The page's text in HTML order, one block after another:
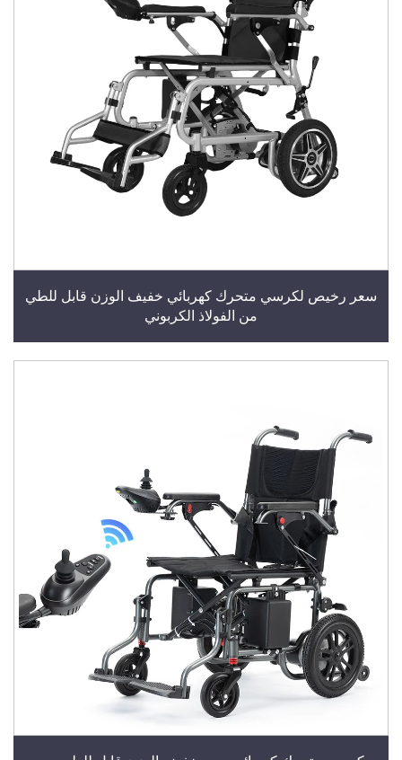
سعر رخيص لكرسي متحرك كهربائي خفيف الوزن قابل للطي
من الفولاذ الكربوني